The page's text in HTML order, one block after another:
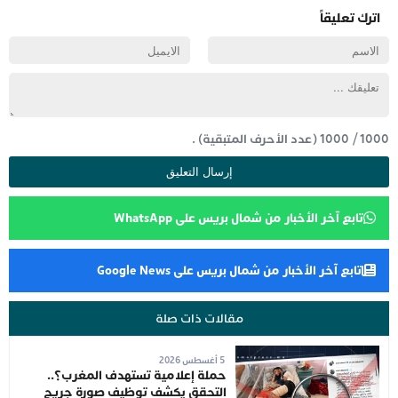
اترك تعليقاً
1000
/
1000(عدد الأحرف المتبقية) .
تابع آخر الأخبار من شمال بريس على WhatsApp
تابع آخر الأخبار من شمال بريس على Google News
مقالات ذات صلة
5 أغسطس 2026
حملة إعلامية تستهدف المغرب؟..
التحقق يكشف توظيف صورة جريح